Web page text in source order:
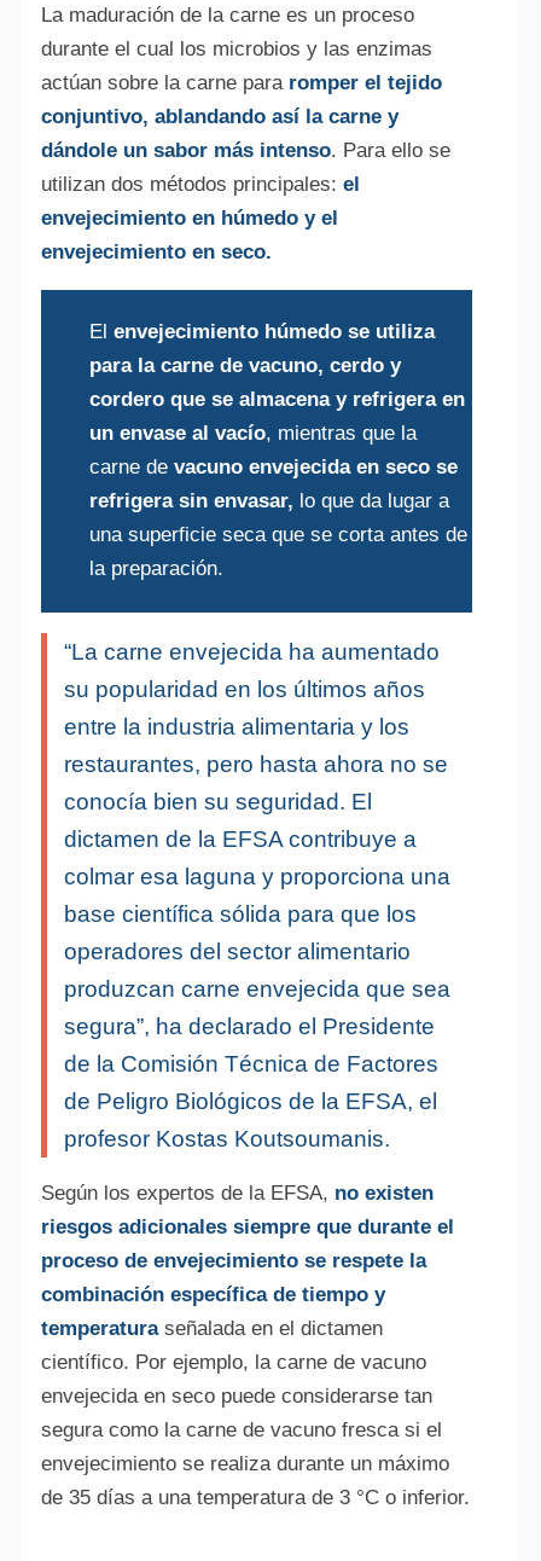
La maduración de la carne es un proceso
durante el cual los microbios y las enzimas
actúan sobre la carne para romper el tejido
conjuntivo, ablandando así la carne y
dándole un sabor más intenso. Para ello se
utilizan dos métodos principales: el
envejecimiento en húmedo y el
envejecimiento en seco.
El envejecimiento húmedo se utiliza
para la carne de vacuno, cerdo y
cordero que se almacena y refrigera en
un envase al vacío, mientras que la
carne devacuno envejecida en seco se
refrigera sin envasar, lo que da lugar a
una superficie seca que se corta antes de
la preparación.
“La carne envejecida ha aumentado
su popularidad en los últimos años
entre la industria alimentaria y los
restaurantes, pero hasta ahora no se
conocía bien su seguridad. El
dictamen de la EFSA contribuye a
colmar esa laguna y proporciona una
base científica sólida para que los
operadores del sector alimentario
produzcan carne envejecida que sea
segura”, ha declarado el Presidente
de la Comisión Técnica de Factores
de Peligro Biológicos de la EFSA, el
profesor Kostas Koutsoumanis.
Según los expertos de la EFSA, no existen
riesgos adicionales siempre que durante el
proceso de envejecimiento se respete la
combinación específica de tiempo y
temperaturaseñalada en el dictamen
científico. Por ejemplo, la carne de vacuno
envejecida en seco puede considerarse tan
segura como la carne de vacuno fresca si el
envejecimiento se realiza durante un máximo
de 35 días a una temperatura de 3 °C o inferior.